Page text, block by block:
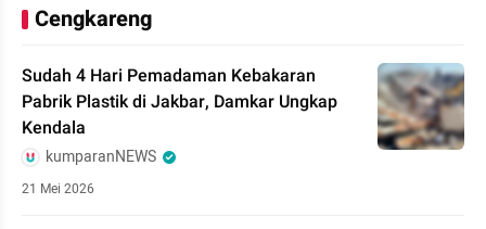
Cengkareng
Sudah 4 Hari Pemadaman Kebakaran
Pabrik Plastik di Jakbar, Damkar Ungkap
Kendala
kumparanNEWS
21 Mei 2026